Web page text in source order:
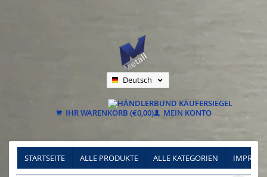
Deutsch
Français
IHR WARENKORB (€0,00) MEIN KONTO
STARTSEITE ALLE PRODUKTE ALLE KATEGORIEN